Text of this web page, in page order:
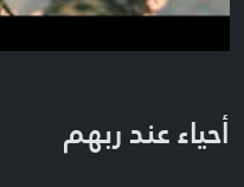
أحياء عند ربهم